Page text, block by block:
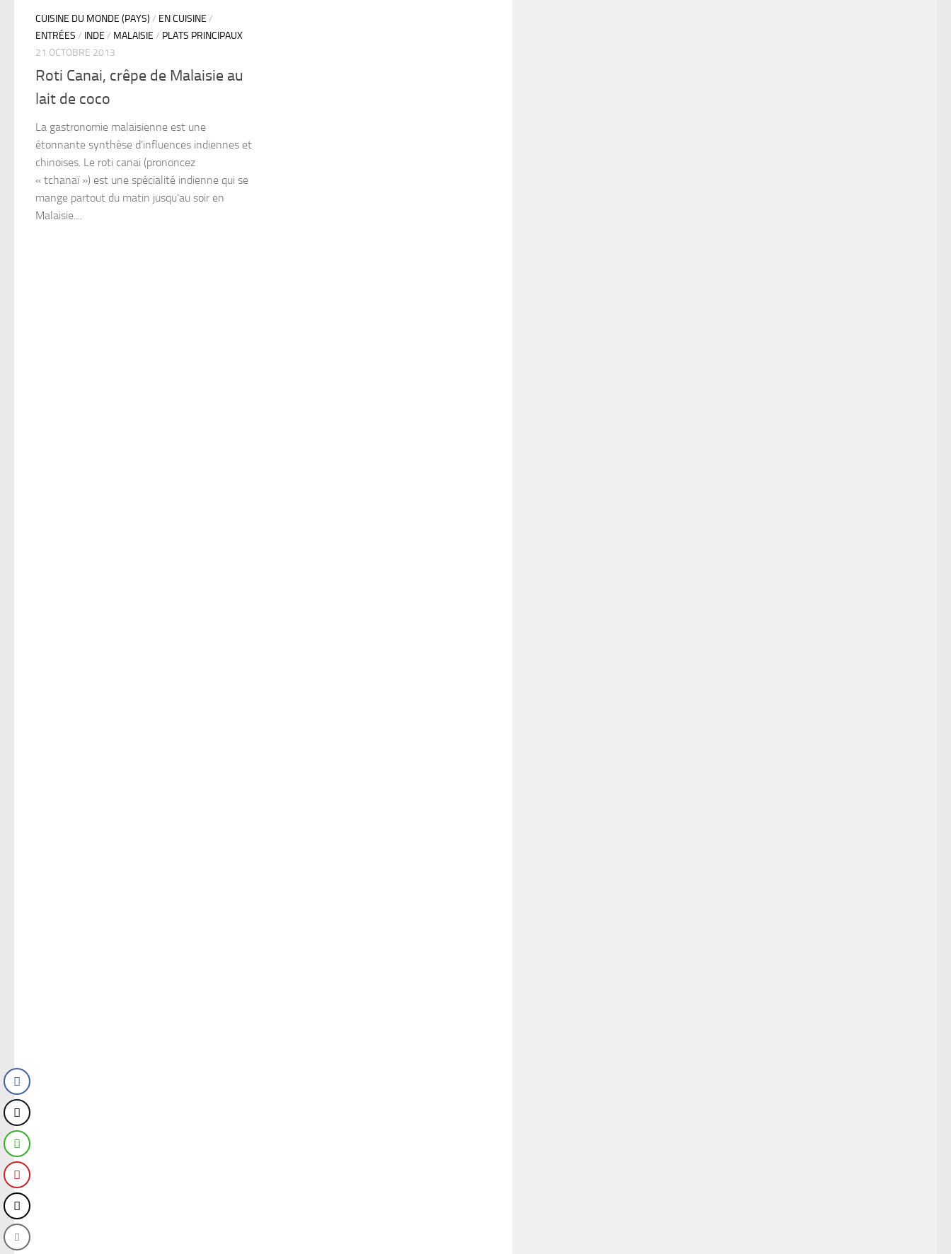
CUISINE DU MONDE (PAYS) / EN CUISINE /
ENTRÉES / INDE / MALAISIE / PLATS PRINCIPAUX
21 OCTOBRE 2013
Roti Canai, crêpe de Malaisie au
lait de coco
La gastronomie malaisienne est une
étonnante synthèse d’influences indiennes et
chinoises. Le roti canai (prononcez
« tchanaï ») est une spécialité indienne qui se
mange partout du matin jusqu’au soir en
Malaisie....